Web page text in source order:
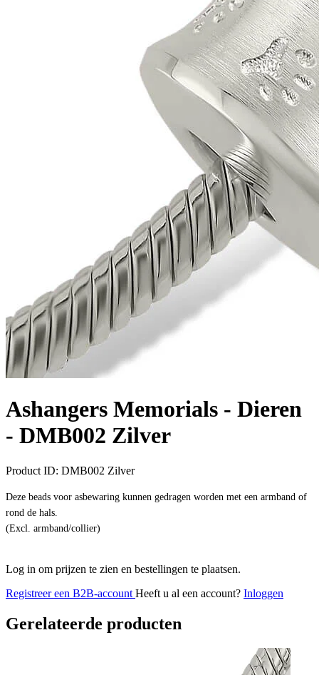
Ashangers Memorials - Dieren
- DMB002 Zilver
Product ID: DMB002 Zilver
Deze beads voor asbewaring kunnen gedragen worden met een armband of
rond de hals.
(Excl. armband/collier)
Log in om prijzen te zien en bestellingen te plaatsen.
Registreer een B2B-account Heeft u al een account? Inloggen
Gerelateerde producten